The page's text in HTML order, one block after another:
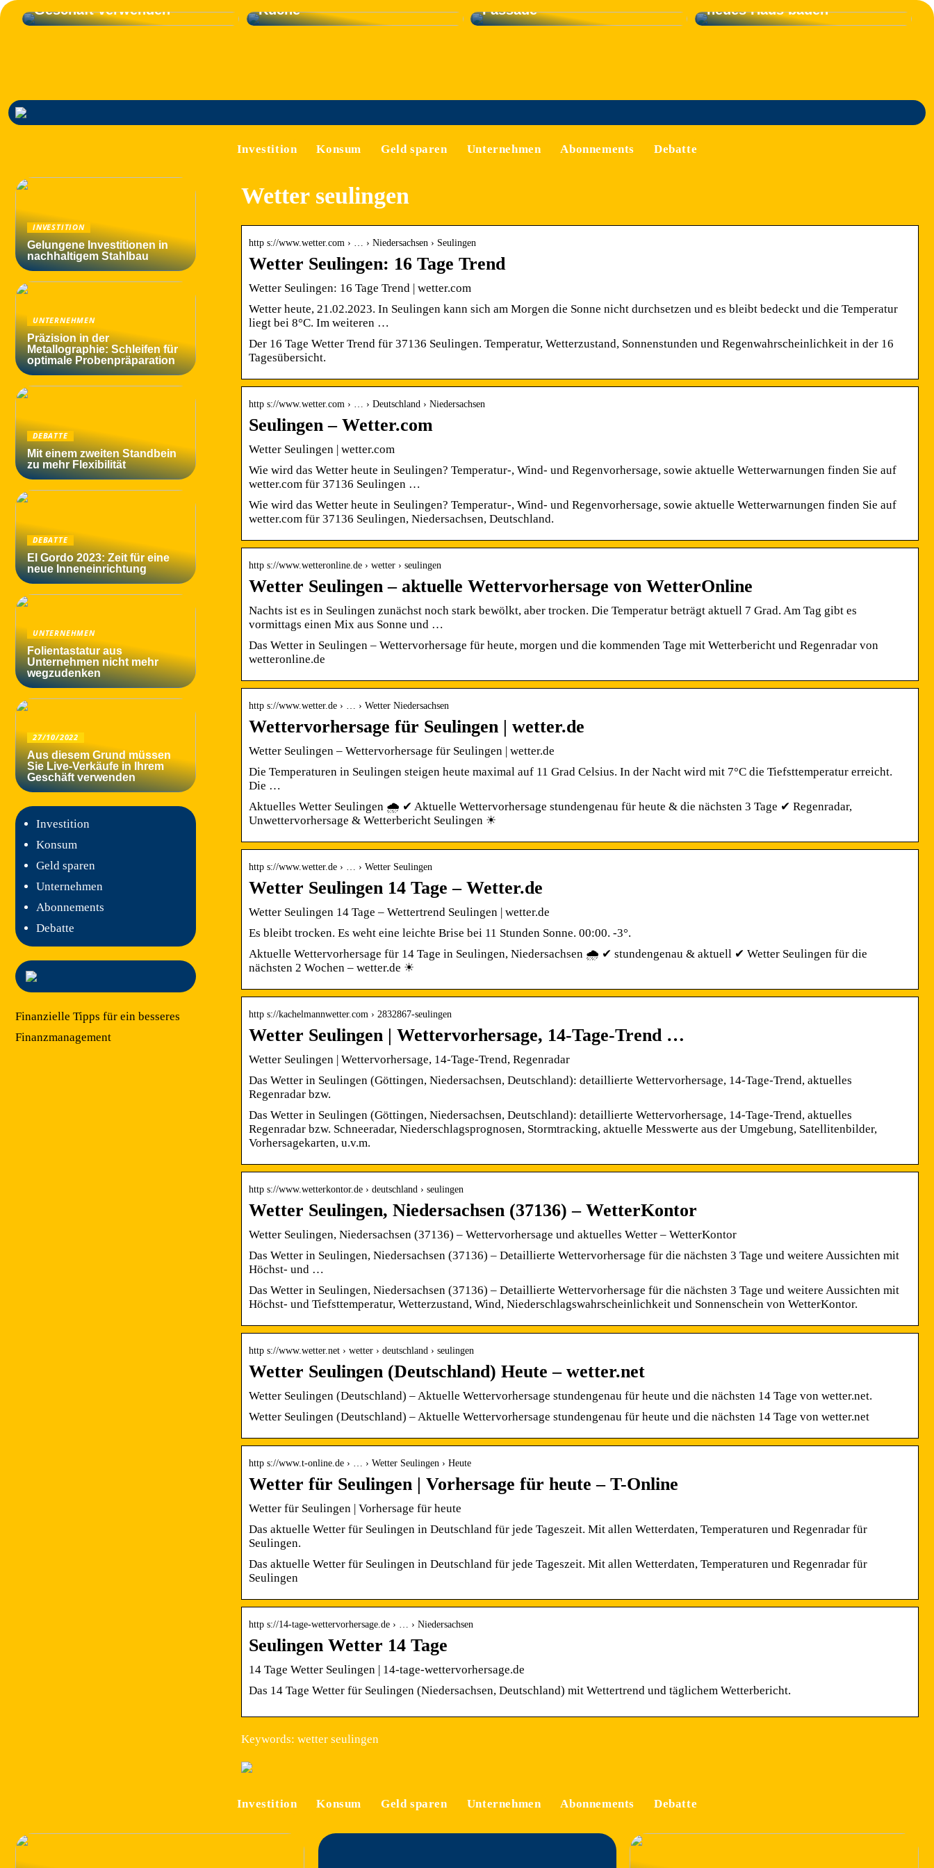
Geschäft verwenden
Küche
Fassade
neues Haus bauen
Investition Konsum Geld sparen Unternehmen Abonnements Debatte
Wetter seulingen
http s://www.wetter.com › … › Niedersachsen › Seulingen
Wetter Seulingen: 16 Tage Trend
Wetter Seulingen: 16 Tage Trend | wetter.com
Wetter heute, 21.02.2023. In Seulingen kann sich am Morgen die Sonne nicht durchsetzen und es bleibt bedeckt und die Temperatur
liegt bei 8°C. Im weiteren …
Der 16 Tage Wetter Trend für 37136 Seulingen. Temperatur, Wetterzustand, Sonnenstunden und Regenwahrscheinlichkeit in der 16
Tagesübersicht.
http s://www.wetter.com › … › Deutschland › Niedersachsen
Seulingen – Wetter.com
Wetter Seulingen | wetter.com
Wie wird das Wetter heute in Seulingen? Temperatur-, Wind- und Regenvorhersage, sowie aktuelle Wetterwarnungen finden Sie auf
wetter.com für 37136 Seulingen …
Wie wird das Wetter heute in Seulingen? Temperatur-, Wind- und Regenvorhersage, sowie aktuelle Wetterwarnungen finden Sie auf
wetter.com für 37136 Seulingen, Niedersachsen, Deutschland.
http s://www.wetteronline.de › wetter › seulingen
Wetter Seulingen – aktuelle Wettervorhersage von WetterOnline
Nachts ist es in Seulingen zunächst noch stark bewölkt, aber trocken. Die Temperatur beträgt aktuell 7 Grad. Am Tag gibt es
vormittags einen Mix aus Sonne und …
Das Wetter in Seulingen – Wettervorhersage für heute, morgen und die kommenden Tage mit Wetterbericht und Regenradar von
wetteronline.de
http s://www.wetter.de › … › Wetter Niedersachsen
Wettervorhersage für Seulingen | wetter.de
Wetter Seulingen – Wettervorhersage für Seulingen | wetter.de
Die Temperaturen in Seulingen steigen heute maximal auf 11 Grad Celsius. In der Nacht wird mit 7°C die Tiefsttemperatur erreicht.
Die …
Aktuelles Wetter Seulingen 🌧️ ✔ Aktuelle Wettervorhersage stundengenau für heute & die nächsten 3 Tage ✔ Regenradar,
Unwettervorhersage & Wetterbericht Seulingen ☀
http s://www.wetter.de › … › Wetter Seulingen
Wetter Seulingen 14 Tage – Wetter.de
Wetter Seulingen 14 Tage – Wettertrend Seulingen | wetter.de
Es bleibt trocken. Es weht eine leichte Brise bei 11 Stunden Sonne. 00:00. -3°.
Aktuelle Wettervorhersage für 14 Tage in Seulingen, Niedersachsen 🌧️ ✔ stundengenau & aktuell ✔ Wetter Seulingen für die
nächsten 2 Wochen – wetter.de ☀
http s://kachelmannwetter.com › 2832867-seulingen
Wetter Seulingen | Wettervorhersage, 14-Tage-Trend …
Wetter Seulingen | Wettervorhersage, 14-Tage-Trend, Regenradar
Das Wetter in Seulingen (Göttingen, Niedersachsen, Deutschland): detaillierte Wettervorhersage, 14-Tage-Trend, aktuelles
Regenradar bzw.
Das Wetter in Seulingen (Göttingen, Niedersachsen, Deutschland): detaillierte Wettervorhersage, 14-Tage-Trend, aktuelles
Regenradar bzw. Schneeradar, Niederschlagsprognosen, Stormtracking, aktuelle Messwerte aus der Umgebung, Satellitenbilder,
Vorhersagekarten, u.v.m.
http s://www.wetterkontor.de › deutschland › seulingen
Wetter Seulingen, Niedersachsen (37136) – WetterKontor
Wetter Seulingen, Niedersachsen (37136) – Wettervorhersage und aktuelles Wetter – WetterKontor
Das Wetter in Seulingen, Niedersachsen (37136) – Detaillierte Wettervorhersage für die nächsten 3 Tage und weitere Aussichten mit
Höchst- und …
Das Wetter in Seulingen, Niedersachsen (37136) – Detaillierte Wettervorhersage für die nächsten 3 Tage und weitere Aussichten mit
Höchst- und Tiefsttemperatur, Wetterzustand, Wind, Niederschlagswahrscheinlichkeit und Sonnenschein von WetterKontor.
http s://www.wetter.net › wetter › deutschland › seulingen
Wetter Seulingen (Deutschland) Heute – wetter.net
Wetter Seulingen (Deutschland) – Aktuelle Wettervorhersage stundengenau für heute und die nächsten 14 Tage von wetter.net.
Wetter Seulingen (Deutschland) – Aktuelle Wettervorhersage stundengenau für heute und die nächsten 14 Tage von wetter.net
http s://www.t-online.de › … › Wetter Seulingen › Heute
Wetter für Seulingen | Vorhersage für heute – T-Online
Wetter für Seulingen | Vorhersage für heute
Das aktuelle Wetter für Seulingen in Deutschland für jede Tageszeit. Mit allen Wetterdaten, Temperaturen und Regenradar für
Seulingen.
Das aktuelle Wetter für Seulingen in Deutschland für jede Tageszeit. Mit allen Wetterdaten, Temperaturen und Regenradar für
Seulingen
http s://14-tage-wettervorhersage.de › … › Niedersachsen
Seulingen Wetter 14 Tage
14 Tage Wetter Seulingen | 14-tage-wettervorhersage.de
Das 14 Tage Wetter für Seulingen (Niedersachsen, Deutschland) mit Wettertrend und täglichem Wetterbericht.
Keywords: wetter seulingen
INVESTITION
Gelungene Investitionen in
nachhaltigem Stahlbau
UNTERNEHMEN
Präzision in der
Metallographie: Schleifen für
optimale Probenpräparation
DEBATTE
Mit einem zweiten Standbein
zu mehr Flexibilität
DEBATTE
El Gordo 2023: Zeit für eine
neue Inneneinrichtung
UNTERNEHMEN
Folientastatur aus
Unternehmen nicht mehr
wegzudenken
27/10/2022
Aus diesem Grund müssen
Sie Live-Verkäufe in Ihrem
Geschäft verwenden
Investition
Konsum
Geld sparen
Unternehmen
Abonnements
Debatte
Finanzielle Tipps für ein besseres
Finanzmanagement
Investition Konsum Geld sparen Unternehmen Abonnements Debatte